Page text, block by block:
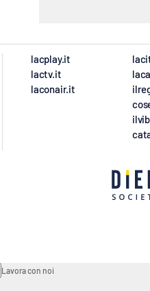
lacplay.it
lactv.it
laconair.it
Lavora con noi